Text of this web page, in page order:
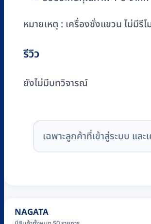
หมายเหตุ : เครื่องชั่งแขวน ไม่มีรี
รีวิว
ยังไม่มีบทวิจารณ์
เฉพาะลูกค้าที่เข้าสู่ระบบ แ
NAGATA